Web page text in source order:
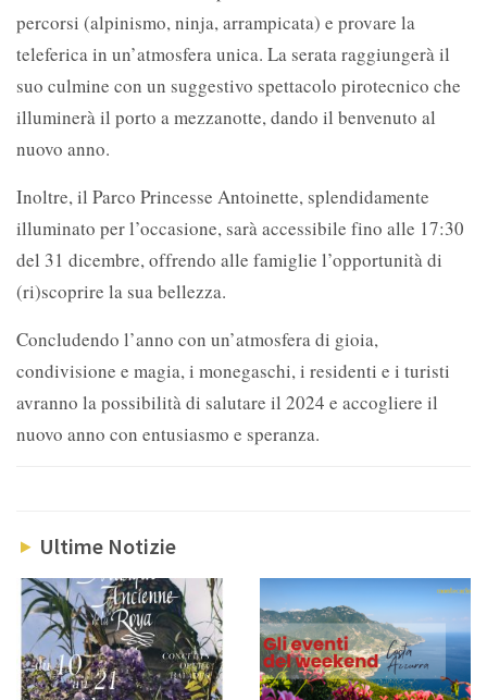
percorsi (alpinismo, ninja, arrampicata) e provare la
teleferica in un’atmosfera unica. La serata raggiungerà il
suo culmine con un suggestivo spettacolo pirotecnico che
illuminerà il porto a mezzanotte, dando il benvenuto al
nuovo anno.
Inoltre, il Parco Princesse Antoinette, splendidamente
illuminato per l’occasione, sarà accessibile fino alle 17:30
del 31 dicembre, offrendo alle famiglie l’opportunità di
(ri)scoprire la sua bellezza.
Concludendo l’anno con un’atmosfera di gioia,
condivisione e magia, i monegaschi, i residenti e i turisti
avranno la possibilità di salutare il 2024 e accogliere il
nuovo anno con entusiasmo e speranza.
Ultime Notizie